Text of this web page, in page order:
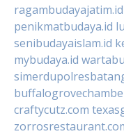
ragambudayajatim.id
penikmatbudaya.id
senibudayaislam.id
mybudaya.id
craftycutz.com